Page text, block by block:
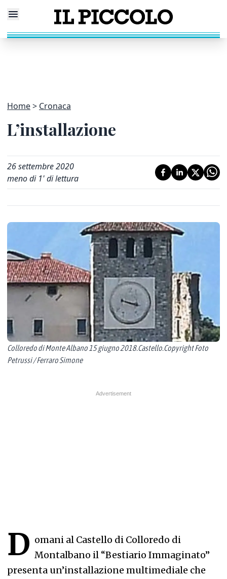
Home Cronaca
L’installazione
26 settembre 2020
meno di 1' di lettura
Colloredo di Monte Albano 15 giugno 2018.Castello.Copyright Foto
Petrussi / Ferraro Simone
D omani al Castello di Colloredo di
Montalbano il “Bestiario Immaginato”
presenta un’installazione multimediale che